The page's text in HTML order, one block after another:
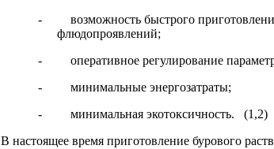
- возможность быстрого приготовления
флюдопроявлений;
- оперативное регулирование
- минимальные энергозатраты;
- минимальная экотоксичность. (1,2)
В настоящее время приготовление бурового